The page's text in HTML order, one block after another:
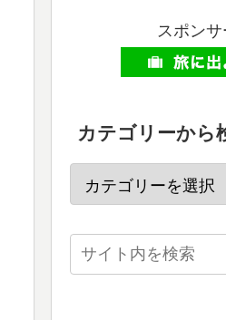
スポンサ
カテゴリーから